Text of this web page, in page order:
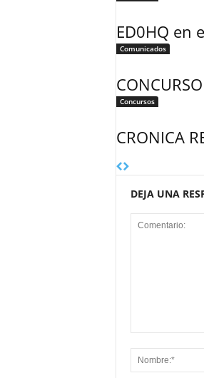
ED0HQ en
Comunicados
Concursos
CRONICA
DEJA UNA